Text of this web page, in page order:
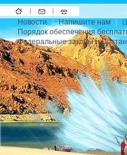
На
главную
Напишите
нам
Карта
сайта
Новости Напишите нам
Порядок обеспечения
Федеральные законы и